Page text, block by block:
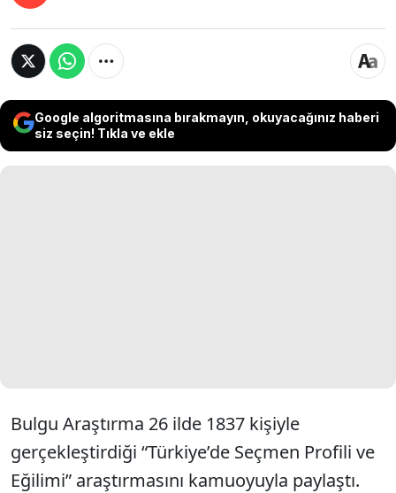
Google algoritmasına bırakmayın, okuyacağınız haberi
siz seçin! Tıkla ve ekle
Bulgu Araştırma 26 ilde 1837 kişiyle
gerçekleştirdiği “Türkiye’de Seçmen Profili ve
Eğilimi” araştırmasını kamuoyuyla paylaştı.